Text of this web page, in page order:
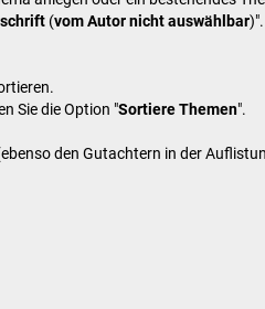
(vom Autor nicht auswählbar
Sie die Option "Sortiere Themen".
den Gutachtern in der